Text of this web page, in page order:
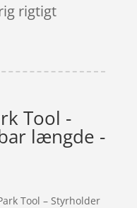
rigtigt
Tool -
længde -
Tool – Styrholder